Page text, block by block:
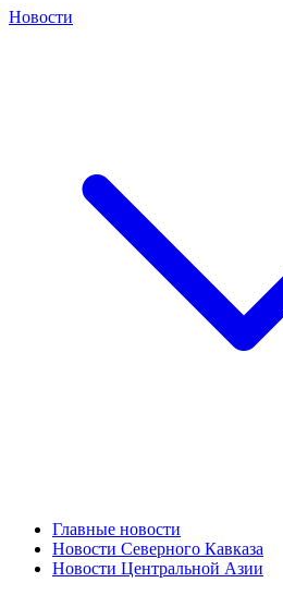
Новости
Главные новости
Новости Северного Кавказа
Новости Центральной Азии